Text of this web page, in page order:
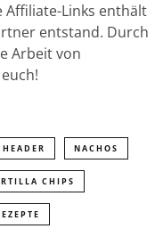
Affiliate-Links enthält
entstand. Durch
Arbeit von
HEADER NACHOS
CHIPS